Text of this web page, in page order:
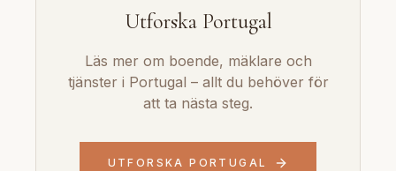
Utforska Portugal
Läs mer om boende, mäklare och
tjänster i Portugal – allt du behöver för
att ta nästa steg.
UTFORSKA PORTUGAL